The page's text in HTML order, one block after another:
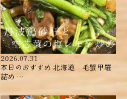
2026.07.31
本日のおすすめ ︎北海道 毛蟹甲羅
詰め ︎…